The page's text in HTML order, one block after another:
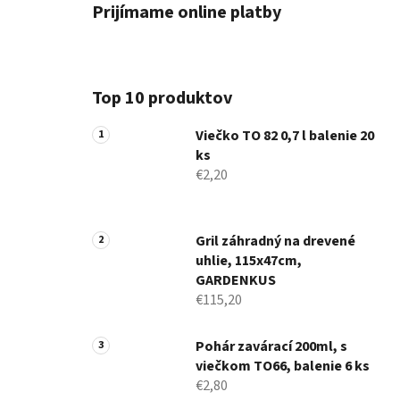
Prijímame online platby
Top 10 produktov
Viečko TO 82 0,7 l balenie 20
ks
€2,20
Gril záhradný na drevené
uhlie, 115x47cm,
GARDENKUS
€115,20
Pohár zavárací 200ml, s
viečkom TO66, balenie 6 ks
€2,80